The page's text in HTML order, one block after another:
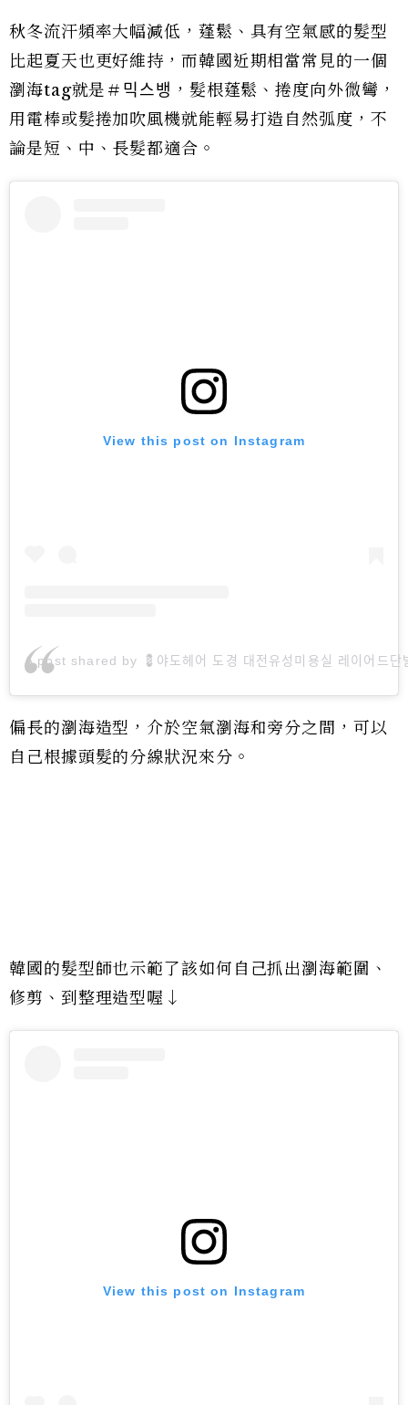
秋冬流汗頻率大幅減低，蓬鬆、具有空氣感的髮型
比起夏天也更好維持，而韓國近期相當常見的一個
瀏海tag就是＃믹스뱅，髮根蓬鬆、捲度向外微彎，
用電棒或髮捲加吹風機就能輕易打造自然弧度，不
論是短、中、長髮都適合。
View this post on Instagram
A post shared by 💈야도헤어 도경 대전유성미용실 레이어드
偏長的瀏海造型，介於空氣瀏海和旁分之間，可以
自己根據頭髮的分線狀況來分。
韓國的髮型師也示範了該如何自己抓出瀏海範圍、
修剪、到整理造型喔↓
View this post on Instagram